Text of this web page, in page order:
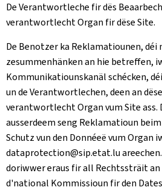
De Verantwortleche fir dës
verantwortlecht Organ fir dëse Site.
De Benotzer ka Reklamatiounen, déi
zesummenhänken an hie betreffen,
Kommunikatiounskanäl schécken,
un de Verantwortlechen, deen an
verantwortlecht Organ vum Site ass.
ausserdeem seng Reklamatioun
Schutz vun den Donnéeë vum Organ
dataprotection@sip.etat.lu
doriwwer eraus fir all Rechtssträit an
d'national Kommissioun fir den